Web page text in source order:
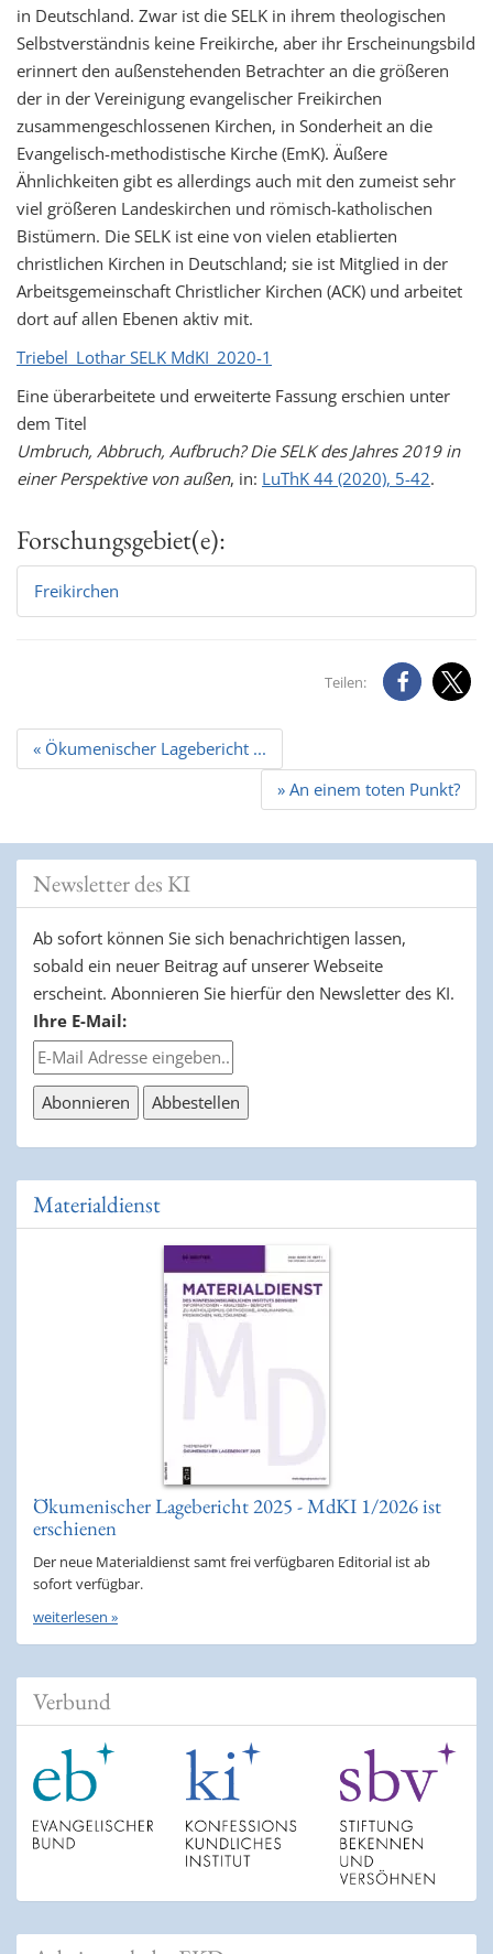
in Deutschland. Zwar ist die SELK in ihrem theologischen
Selbstverständnis keine Freikirche, aber ihr Erscheinungsbild
erinnert den außenstehenden Betrachter an die größeren
der in der Vereinigung evangelischer Freikirchen
zusammengeschlossenen Kirchen, in Sonderheit an die
Evangelisch-methodistische Kirche (EmK). Äußere
Ähnlichkeiten gibt es allerdings auch mit den zumeist sehr
viel größeren Landeskirchen und römisch-katholischen
Bistümern. Die SELK ist eine von vielen etablierten
christlichen Kirchen in Deutschland; sie ist Mitglied in der
Arbeitsgemeinschaft Christlicher Kirchen (ACK) und arbeitet
dort auf allen Ebenen aktiv mit.
Triebel_Lothar SELK MdKI_2020-1
Eine überarbeitete und erweiterte Fassung erschien unter
dem Titel
Umbruch, Abbruch, Aufbruch? Die SELK des Jahres 2019 in
einer Perspektive von außen, in: LuThK 44 (2020), 5-42.
Forschungsgebiet(e):
Freikirchen
Teilen:
Beitrags
Navigation
« Ökumenischer Lagebericht ...
» An einem toten Punkt?
Newsletter des KI
Ab sofort können Sie sich benachrichtigen lassen,
sobald ein neuer Beitrag auf unserer Webseite
erscheint. Abonnieren Sie hierfür den Newsletter des KI.
Ihre E-Mail:
Materialdienst
Ökumenischer Lagebericht 2025 - MdKI 1/2026 ist
erschienen
Der neue Materialdienst samt frei verfügbaren Editorial ist ab
sofort verfügbar.
weiterlesen »
Verbund